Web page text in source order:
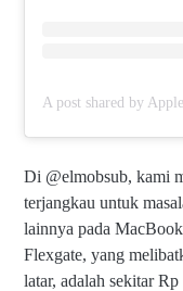
Di @elmobsub, kami
terjangkau untuk
lainnya pada
Flexgate, yang
latar, adalah sekitar